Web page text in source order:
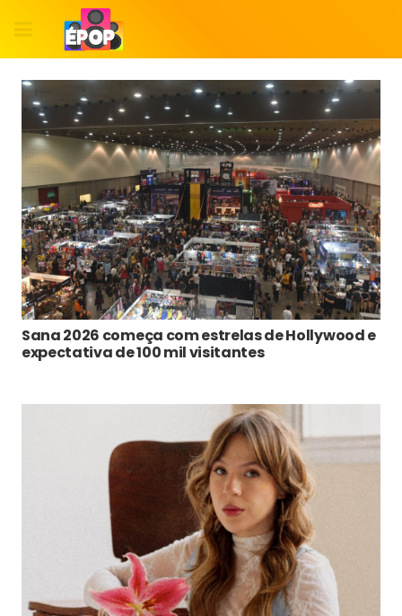
Sana 2026 começa com estrelas de Hollywood e
expectativa de 100 mil visitantes